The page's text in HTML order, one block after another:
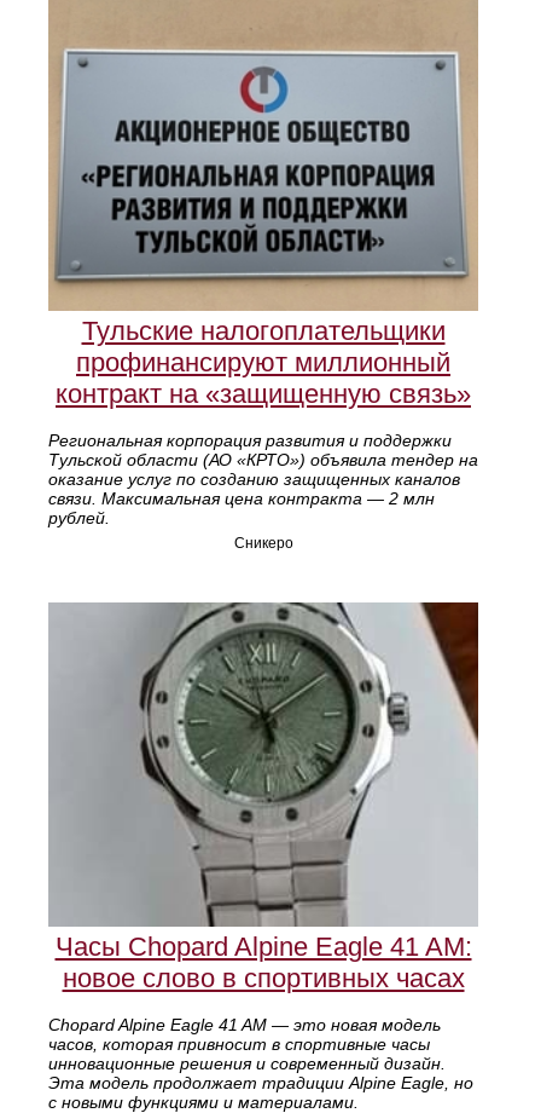
Тульские налогоплательщики
профинансируют миллионный
контракт на «защищенную связь»
Региональная корпорация развития и поддержки
Тульской области (АО «КРТО») объявила тендер на
оказание услуг по созданию защищенных каналов
связи. Максимальная цена контракта — 2 млн
рублей.
Сникеро
Часы Chopard Alpine Eagle 41 AM:
новое слово в спортивных часах
Chopard Alpine Eagle 41 AM — это новая модель
часов, которая привносит в спортивные часы
инновационные решения и современный дизайн.
Эта модель продолжает традиции Alpine Eagle, но
с новыми функциями и материалами.